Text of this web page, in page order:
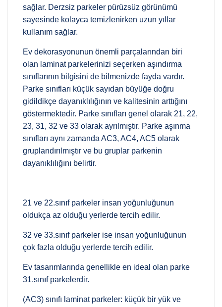
sağlar. Derzsiz parkeler pürüzsüz görünümü
sayesinde kolayca temizlenirken uzun yıllar
kullanım sağlar.
Ev dekorasyonunun önemli parçalarından biri
olan laminat parkelerinizi seçerken aşındırma
sınıflarının bilgisini de bilmenizde fayda vardır.
Parke sınıfları küçük sayıdan büyüğe doğru
gidildikçe dayanıklılığının ve kalitesinin arttığını
göstermektedir. Parke sınıfları genel olarak 21, 22,
23, 31, 32 ve 33 olarak ayrılmıştır. Parke aşınma
sınıfları aynı zamanda AC3, AC4, AC5 olarak
gruplandırılmıştır ve bu gruplar parkenin
dayanıklılığını belirtir.
21 ve 22.sınıf parkeler insan yoğunluğunun
oldukça az olduğu yerlerde tercih edilir.
32 ve 33.sınıf parkeler ise insan yoğunluğunun
çok fazla olduğu yerlerde tercih edilir.
Ev tasarımlarında genellikle en ideal olan parke
31.sınıf parkelerdir.
(AC3) sınıfı laminat parkeler: küçük bir yük ve